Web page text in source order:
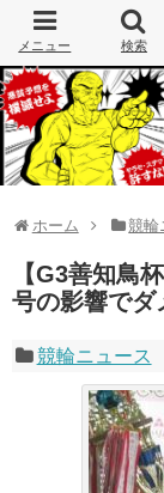
ホーム 競輪
【G3善知鳥
号の影響でダ
競輪ニュース